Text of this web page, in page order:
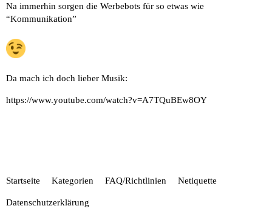
Na immerhin sorgen die Werbebots für so etwas wie
“Kommunikation”
Da mach ich doch lieber Musik:
https://www.youtube.com/watch?v=A7TQuBEw8OY
Startseite Kategorien FAQ/Richtlinien Netiquette
Datenschutzerklärung